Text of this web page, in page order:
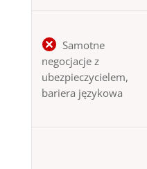
Samotne
negocjacje z
ubezpieczycielem,
bariera językowa